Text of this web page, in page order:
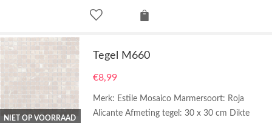
NIET OP VOORRAAD
Tegel M660
€8,99
Merk: Estile Mosaico Marmersoort: Roja
Alicante Afmeting tegel: 30 x 30 cm Dikte